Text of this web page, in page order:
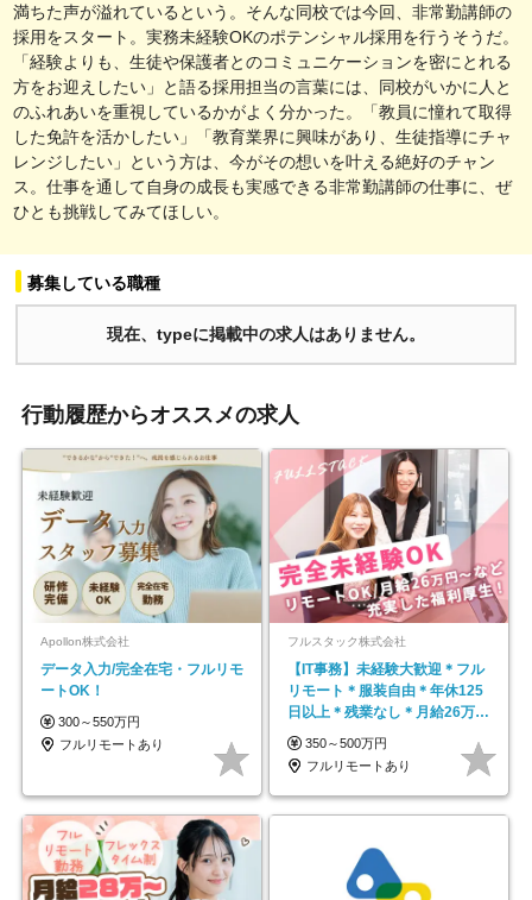
満ちた声が溢れているという。そんな同校では今回、非常勤講師の
採用をスタート。実務未経験OKのポテンシャル採用を行うそうだ。
「経験よりも、生徒や保護者とのコミュニケーションを密にとれる
方をお迎えしたい」と語る採用担当の言葉には、同校がいかに人と
のふれあいを重視しているかがよく分かった。「教員に憧れて取得
した免許を活かしたい」「教育業界に興味があり、生徒指導にチャ
レンジしたい」という方は、今がその想いを叶える絶好のチャン
ス。仕事を通して自身の成長も実感できる非常勤講師の仕事に、ぜ
ひとも挑戦してみてほしい。
募集している職種
現在、typeに掲載中の求人はありません。
行動履歴からオススメの求人
Apollon株式会社
データ入力/完全在宅・フルリモ
ートOK！
300～550万円
フルリモートあり
フルスタック株式会社
【IT事務】未経験大歓迎＊フル
リモート＊服装自由＊年休125
日以上＊残業なし＊月給26万円
以上
350～500万円
フルリモートあり